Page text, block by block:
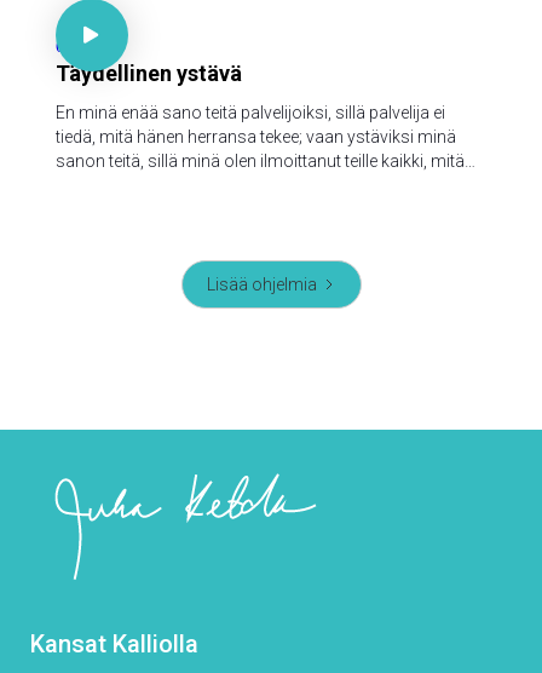

62
Täydellinen ystävä
En minä enää sano teitä palvelijoiksi, sillä palvelija ei
tiedä, mitä hänen herransa tekee; vaan ystäviksi minä
sanon teitä, sillä minä olen ilmoittanut teille kaikki, mitä
Lisää ohjelmia
Kansat Kalliolla